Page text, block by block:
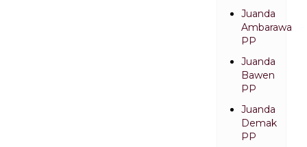
Juanda
Ambarawa
PP
Juanda
Bawen
PP
Juanda
Demak
PP